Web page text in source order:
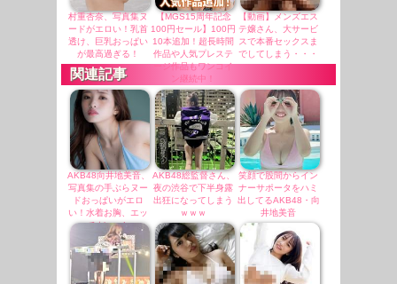
村重杏奈、写真集ヌ
ードがエロい！乳首
透け、巨乳おっぱい
が最高過ぎる！
【MGS15周年記念
100円セール】100円
10本追加！超長時間
作品や人気プレステ
ージ作品もワンコイ
ン継続中！
【動画】メンズエス
テ嬢さん、大サービ
スで本番セックスま
でしてしまう・・・
関連記事
AKB48向井地美音、
写真集の手ぶらヌー
ドおっぱいがエロ
い！水着お胸、エッ
チだｗｗÞ
AKB48総監督さん、
夜の渋谷で下半身露
出狂になってしまう
ｗｗｗ
笑顔で股間からイン
ナーサポータをハミ
出してるAKB48・向
井地美音